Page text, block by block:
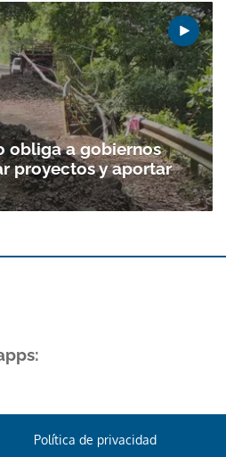
obliga a gobiernos
proyectos y aportar
Política de privacidad